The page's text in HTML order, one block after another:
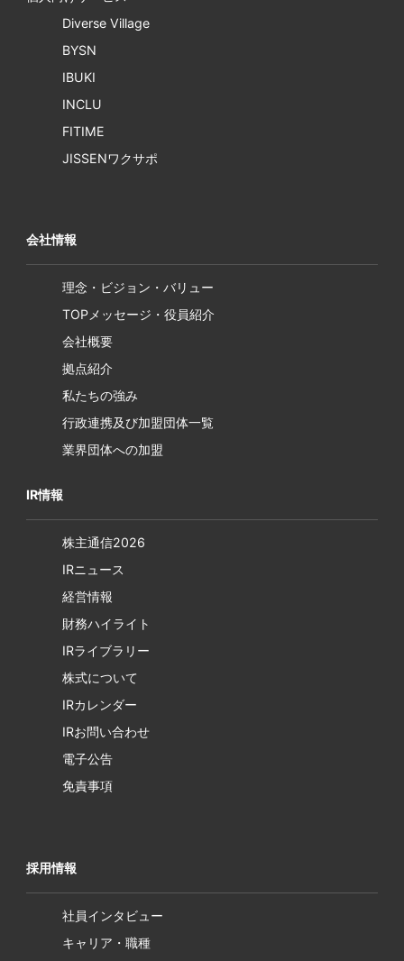
Diverse Village
BYSN
IBUKI
INCLU
FITIME
JISSENワクサポ
会社情報
理念・ビジョン・バリュー
TOPメッセージ・役員紹介
会社概要
拠点紹介
私たちの強み
行政連携及び加盟団体一覧
業界団体への加盟
IR情報
株主通信2026
IRニュース
経営情報
財務ハイライト
IRライブラリー
株式について
IRカレンダー
IRお問い合わせ
電子公告
免責事項
採用情報
社員インタビュー
キャリア・職種